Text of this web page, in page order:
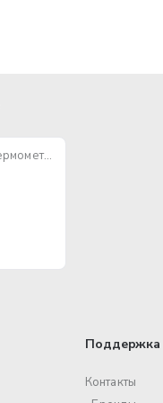
Двухканальный термометр UT320D (-50 +1300C)
Поддержка
Контакты